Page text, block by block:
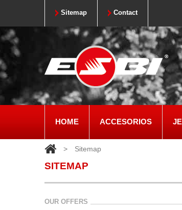
Sitemap Contact
HOME ACCESORIOS
> Sitemap
SITEMAP
OUR OFFERS